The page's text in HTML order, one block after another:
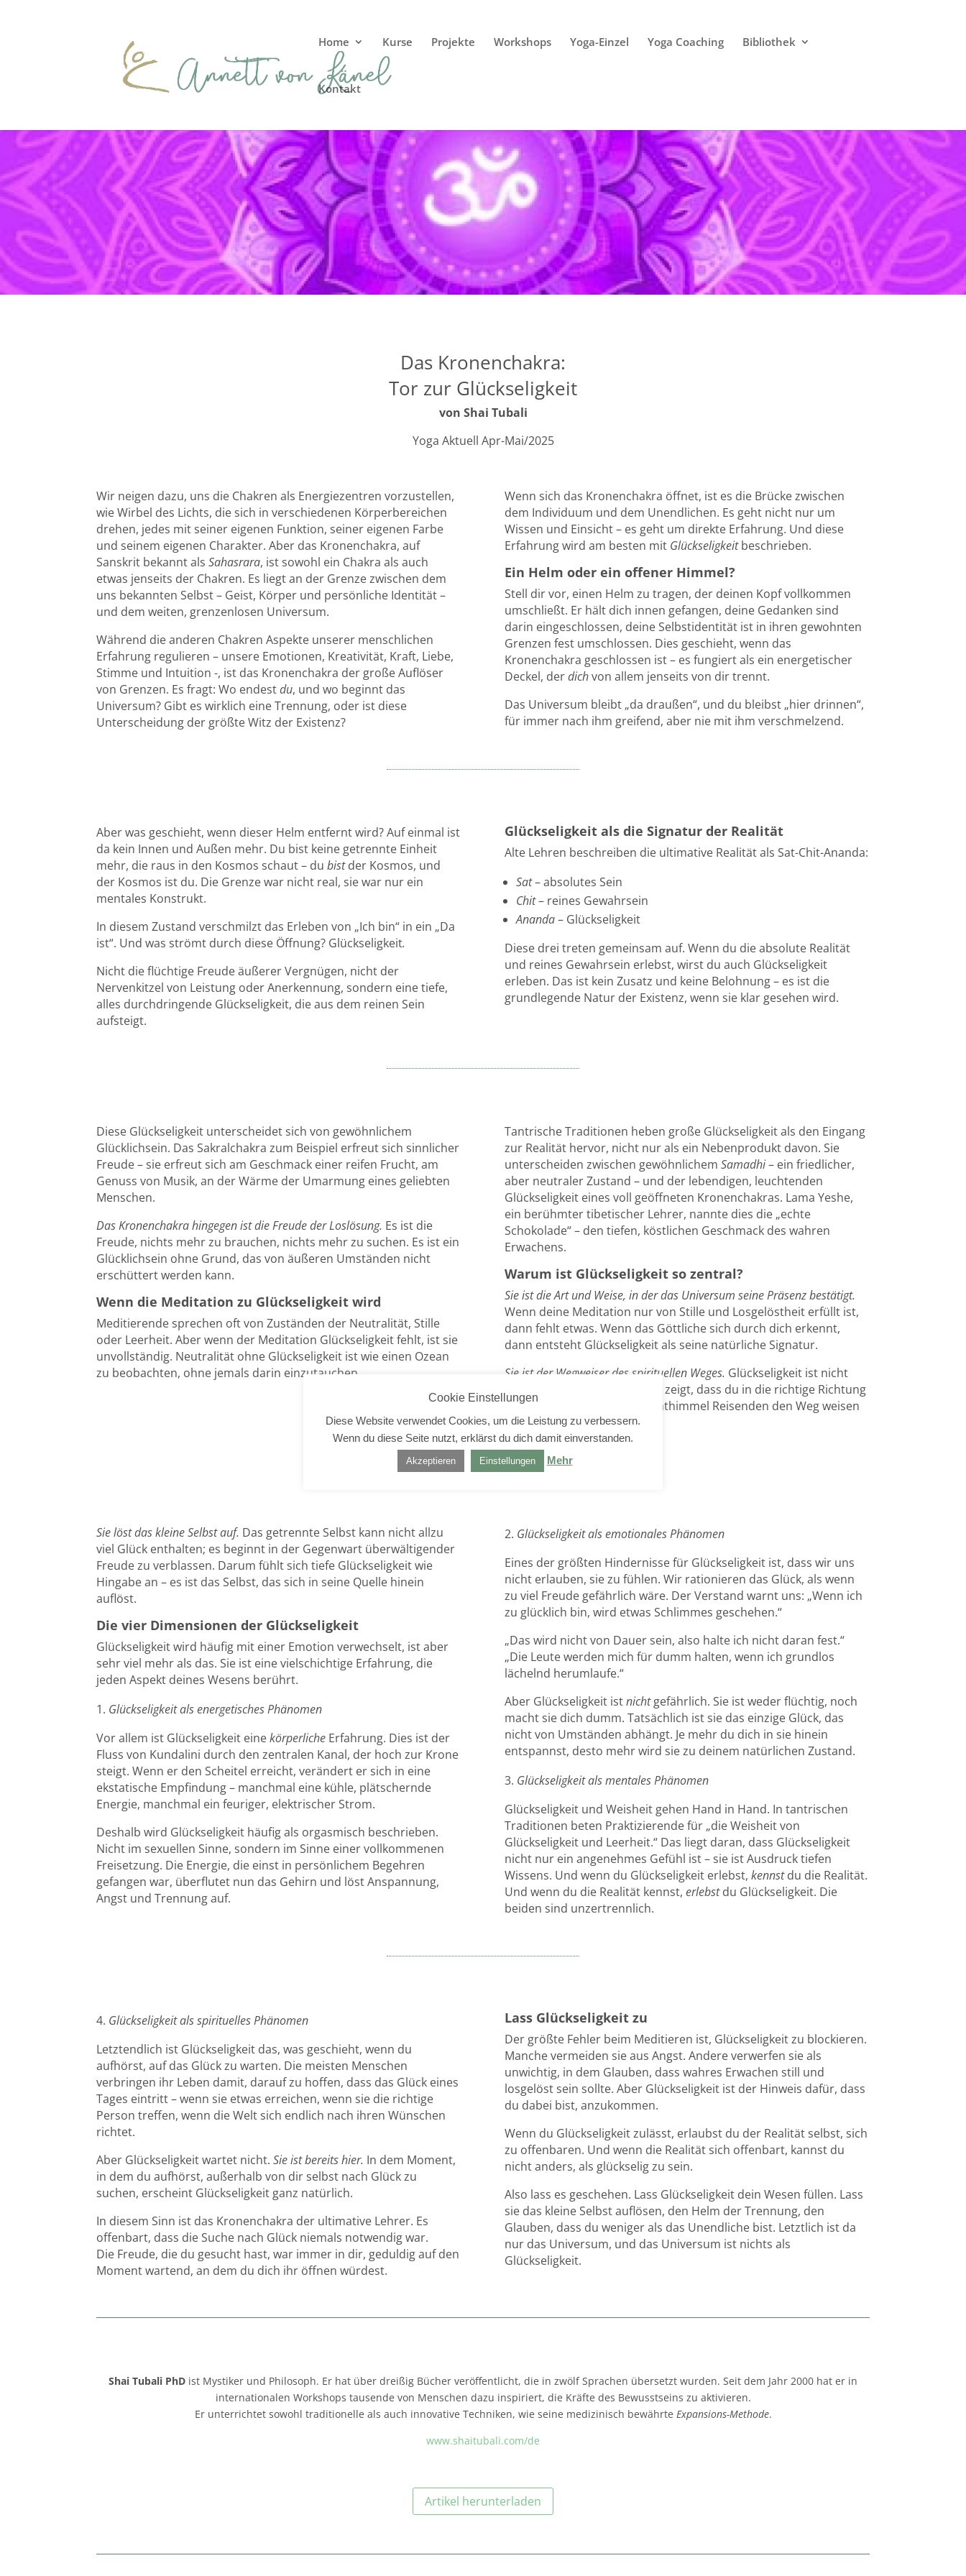
Home Kurse Projekte Workshops Yoga-Einzel Yoga Coaching Bibliothek
Kontakt
Das Kronenchakra:
Tor zur Glückseligkeit
von Shai Tubali
Yoga Aktuell Apr-Mai/2025
Wir neigen dazu, uns die Chakren als Energiezentren vorzustellen,
wie Wirbel des Lichts, die sich in verschiedenen Körperbereichen
drehen, jedes mit seiner eigenen Funktion, seiner eigenen Farbe
und seinem eigenen Charakter. Aber das Kronenchakra, auf
Sanskrit bekannt alsSahasrara, ist sowohl ein Chakra als auch
etwas jenseits der Chakren. Es liegt an der Grenze zwischen dem
uns bekannten Selbst – Geist, Körper und persönliche Identität –
und dem weiten, grenzenlosen Universum.
Während die anderen Chakren Aspekte unserer menschlichen
Erfahrung regulieren – unsere Emotionen, Kreativität, Kraft, Liebe,
Stimme und Intuition -, ist das Kronenchakra der große Auflöser
von Grenzen. Es fragt: Wo endestdu, und wo beginnt das
Universum? Gibt es wirklich eine Trennung, oder ist diese
Unterscheidung der größte Witz der Existenz?
Wenn sich das Kronenchakra öffnet, ist es die Brücke zwischen
dem Individuum und dem Unendlichen. Es geht nicht nur um
Wissen und Einsicht – es geht um direkte Erfahrung. Und diese
Erfahrung wird am besten mit Glückseligkeitbeschrieben.
Ein Helm oder ein offener Himmel?
Stell dir vor, einen Helm zu tragen, der deinen Kopf vollkommen
umschließt. Er hält dich innen gefangen, deine Gedanken sind
darin eingeschlossen, deine Selbstidentität ist in ihren gewohnten
Grenzen fest umschlossen. Dies geschieht, wenn das
Kronenchakra geschlossen ist – es fungiert als ein energetischer
Deckel, derdichvon allem jenseits von dir trennt.
Das Universum bleibt „da draußen“, und du bleibst „hier drinnen“,
für immer nach ihm greifend, aber nie mit ihm verschmelzend.
Aber was geschieht, wenn dieser Helm entfernt wird? Auf einmal ist
da kein Innen und Außen mehr. Du bist keine getrennte Einheit
mehr, die raus in den Kosmos schaut – dubistder Kosmos, und
der Kosmos ist du. Die Grenze war nicht real, sie war nur ein
mentales Konstrukt.
In diesem Zustand verschmilzt das Erleben von „Ich bin“ in ein „Da
ist“. Und was strömt durch diese Öffnung? Glückseligkeit.
Nicht die flüchtige Freude äußerer Vergnügen, nicht der
Nervenkitzel von Leistung oder Anerkennung, sondern eine tiefe,
alles durchdringende Glückseligkeit, die aus dem reinen Sein
aufsteigt.
Glückseligkeit als die Signatur der Realität
Alte Lehren beschreiben die ultimative Realität als Sat-Chit-Ananda:
Sat– absolutes Sein
Chit– reines Gewahrsein
Ananda– Glückseligkeit
Diese drei treten gemeinsam auf. Wenn du die absolute Realität
und reines Gewahrsein erlebst, wirst du auch Glückseligkeit
erleben. Das ist kein Zusatz und keine Belohnung – es ist die
grundlegende Natur der Existenz, wenn sie klar gesehen wird.
Diese Glückseligkeit unterscheidet sich von gewöhnlichem
Glücklichsein. Das Sakralchakra zum Beispiel erfreut sich sinnlicher
Freude – sie erfreut sich am Geschmack einer reifen Frucht, am
Genuss von Musik, an der Wärme der Umarmung eines geliebten
Menschen.
Das Kronenchakra hingegen ist die Freude der Loslösung. Es ist die
Freude, nichts mehr zu brauchen, nichts mehr zu suchen. Es ist ein
Glücklichsein ohne Grund, das von äußeren Umständen nicht
erschüttert werden kann.
Wenn die Meditation zu Glückseligkeit wird
Meditierende sprechen oft von Zuständen der Neutralität, Stille
oder Leerheit. Aber wenn der Meditation Glückseligkeit fehlt, ist sie
unvollständig. Neutralität ohne Glückseligkeit ist wie einen Ozean
zu beobachten, ohne jemals darin einzutauchen.
Tantrische Traditionen heben große Glückseligkeit als den Eingang
zur Realität hervor, nicht nur als ein Nebenprodukt davon. Sie
unterscheiden zwischen gewöhnlichem Samadhi– ein friedlicher,
aber neutraler Zustand – und der lebendigen, leuchtenden
Glückseligkeit eines voll geöffneten Kronenchakras. Lama Yeshe,
ein berühmter tibetischer Lehrer, nannte dies die „echte
Schokolade“ – den tiefen, köstlichen Geschmack des wahren
Erwachens.
Warum ist Glückseligkeit so zentral?
Sie ist die Art und Weise, in der das Universum seine Präsenz bestätigt.
Wenn deine Meditation nur von Stille und Losgelöstheit erfüllt ist,
dann fehlt etwas. Wenn das Göttliche sich durch dich erkennt,
dann entsteht Glückseligkeit als seine natürliche Signatur.
Sie ist der Wegweiser des spirituellen Weges. Glückseligkeit ist nicht
nur ein zufälliges Gefühl – sie zeigt, dass du in die richtige Richtung
gehst, so wie Sterne am Nachthimmel Reisenden den Weg weisen
können.
Sie löst das kleine Selbst auf. Das getrennte Selbst kann nicht allzu
viel Glück enthalten; es beginnt in der Gegenwart überwältigender
Freude zu verblassen. Darum fühlt sich tiefe Glückseligkeit wie
Hingabe an – es ist das Selbst, das sich in seine Quelle hinein
auflöst.
Die vier Dimensionen der Glückseligkeit
Glückseligkeit wird häufig mit einer Emotion verwechselt, ist aber
sehr viel mehr als das. Sie ist eine vielschichtige Erfahrung, die
jeden Aspekt deines Wesens berührt.
Glückseligkeit als energetisches Phänomen
Vor allem ist Glückseligkeit einekörperliche Erfahrung. Dies ist der
Fluss von Kundalini durch den zentralen Kanal, der hoch zur Krone
steigt. Wenn er den Scheitel erreicht, verändert er sich in eine
ekstatische Empfindung – manchmal eine kühle, plätschernde
Energie, manchmal ein feuriger, elektrischer Strom.
Deshalb wird Glückseligkeit häufig als orgasmisch beschrieben.
Nicht im sexuellen Sinne, sondern im Sinne einer vollkommenen
Freisetzung. Die Energie, die einst in persönlichem Begehren
gefangen war, überflutet nun das Gehirn und löst Anspannung,
Angst und Trennung auf.
Glückseligkeit als emotionales Phänomen
Eines der größten Hindernisse für Glückseligkeit ist, dass wir uns
nicht erlauben, sie zu fühlen. Wir rationieren das Glück, als wenn
zu viel Freude gefährlich wäre. Der Verstand warnt uns: „Wenn ich
zu glücklich bin, wird etwas Schlimmes geschehen.“
„Das wird nicht von Dauer sein, also halte ich nicht daran fest.“
„Die Leute werden mich für dumm halten, wenn ich grundlos
lächelnd herumlaufe.“
Aber Glückseligkeit istnichtgefährlich. Sie ist weder flüchtig, noch
macht sie dich dumm. Tatsächlich ist sie das einzige Glück, das
nicht von Umständen abhängt. Je mehr du dich in sie hinein
entspannst, desto mehr wird sie zu deinem natürlichen Zustand.
Glückseligkeit als mentales Phänomen
Glückseligkeit und Weisheit gehen Hand in Hand. In tantrischen
Traditionen beten Praktizierende für „die Weisheit von
Glückseligkeit und Leerheit.“ Das liegt daran, dass Glückseligkeit
nicht nur ein angenehmes Gefühl ist – sie ist Ausdruck tiefen
Wissens. Und wenn du Glückseligkeit erlebst, kennstdu die Realität.
Und wenn du die Realität kennst, erlebstdu Glückseligkeit. Die
beiden sind unzertrennlich.
Glückseligkeit als spirituelles Phänomen
Letztendlich ist Glückseligkeit das, was geschieht, wenn du
aufhörst, auf das Glück zu warten. Die meisten Menschen
verbringen ihr Leben damit, darauf zu hoffen, dass das Glück eines
Tages eintritt – wenn sie etwas erreichen, wenn sie die richtige
Person treffen, wenn die Welt sich endlich nach ihren Wünschen
richtet.
Aber Glückseligkeit wartet nicht.Sie ist bereits hier. In dem Moment,
in dem du aufhörst, außerhalb von dir selbst nach Glück zu
suchen, erscheint Glückseligkeit ganz natürlich.
In diesem Sinn ist das Kronenchakra der ultimative Lehrer. Es
offenbart, dass die Suche nach Glück niemals notwendig war.
Die Freude, die du gesucht hast, war immer in dir, geduldig auf den
Moment wartend, an dem du dich ihr öffnen würdest.
Lass Glückseligkeit zu
Der größte Fehler beim Meditieren ist, Glückseligkeit zu blockieren.
Manche vermeiden sie aus Angst. Andere verwerfen sie als
unwichtig, in dem Glauben, dass wahres Erwachen still und
losgelöst sein sollte. Aber Glückseligkeit ist der Hinweis dafür, dass
du dabei bist, anzukommen.
Wenn du Glückseligkeit zulässt, erlaubst du der Realität selbst, sich
zu offenbaren. Und wenn die Realität sich offenbart, kannst du
nicht anders, als glückselig zu sein.
Also lass es geschehen. Lass Glückseligkeit dein Wesen füllen. Lass
sie das kleine Selbst auflösen, den Helm der Trennung, den
Glauben, dass du weniger als das Unendliche bist. Letztlich ist da
nur das Universum, und das Universum ist nichts als
Glückseligkeit.
Shai Tubali PhD ist Mystiker und Philosoph. Er hat über dreißig Bücher veröffentlicht, die in zwölf Sprachen übersetzt wurden. Seit dem Jahr 2000 hat er in
internationalen Workshops tausende von Menschen dazu inspiriert, die Kräfte des Bewusstseins zu aktivieren.
Er unterrichtet sowohl traditionelle als auch innovative Techniken, wie seine medizinisch bewährte Expansions-Methode.
www.shaitubali.com/de
Artikel herunterladen
Cookie Einstellungen
Diese Website verwendet Cookies, um die Leistung zu verbessern.
Wenn du diese Seite nutzt, erklärst du dich damit einverstanden.
Akzeptieren Einstellungen Mehr